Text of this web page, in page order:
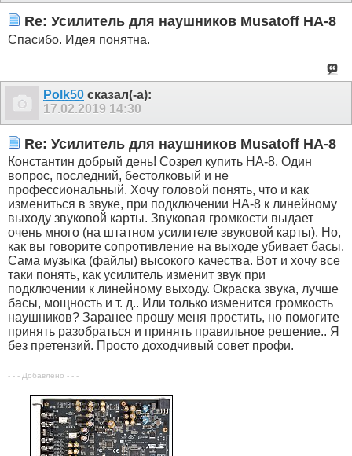
Re: Усилитель для наушников Musatoff HA-8
Спасибо. Идея понятна.
Polk50 сказал(-а):
17.02.2019 14:30
Re: Усилитель для наушников Musatoff HA-8
Константин добрый день! Созрел купить НА-8. Один
вопрос, последний, бестолковый и не
профессиональный. Хочу головой понять, что и как
измениться в звуке, при подключении НА-8 к линейному
выходу звуковой карты. Звуковая громкости выдает
очень много (на штатном усилителе звуковой карты). Но,
как вы говорите сопротивление на выходе убивает басы.
Сама музыка (файлы) высокого качества. Вот и хочу все
таки понять, как усилитель изменит звук при
подключении к линейному выходу. Окраска звука, лучше
басы, мощность и т. д.. Или только изменится громкость
наушников? Заранее прошу меня простить, но помогите
принять разобраться и принять правильное решение.. Я
без претензий. Просто доходчивый совет профи.
- - - Добавлено - - -